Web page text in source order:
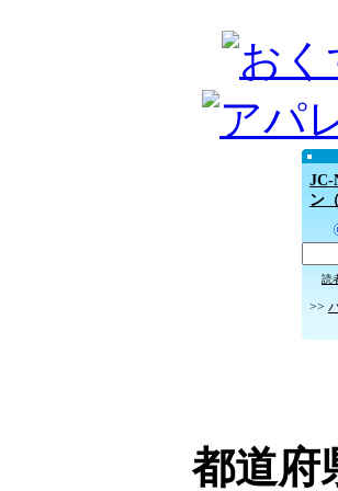
JC-
ン
読
>>
都道府